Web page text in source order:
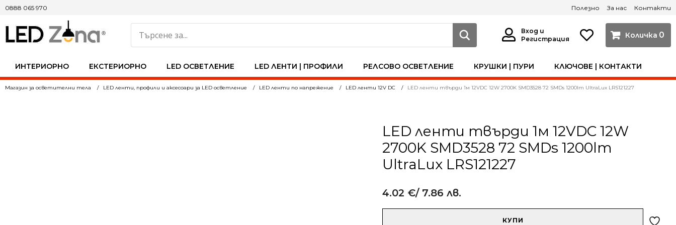
ИНТЕРИОРНО ЕКСТЕРИОРНО LED ОСВЕТЛЕНИЕ LED ЛЕНТИ | ПРОФИЛИ РЕЛСОВО ОСВЕТЛЕНИЕ КРУШКИ | ПУРИ КЛЮЧОВЕ | КОНТАКТИ
0
0888 065 970
Вход и
Регистрация
Полезно За нас Контакти
Магазин за осветителни тела LED ленти, профили и аксесоари за LED осветление LED ленти по напрежение LED ленти 12V DC LED ленти твърди 1м 12VDC 12W 2700K SMD3528 72 SMDs 1200lm UltraLux LRS121227
LED ленти твърди 1м 12VDC 12W
2700K SMD3528 72 SMDs 1200lm
UltraLux LRS121227
4.02 €/ 7.86 лв.
КУПИ